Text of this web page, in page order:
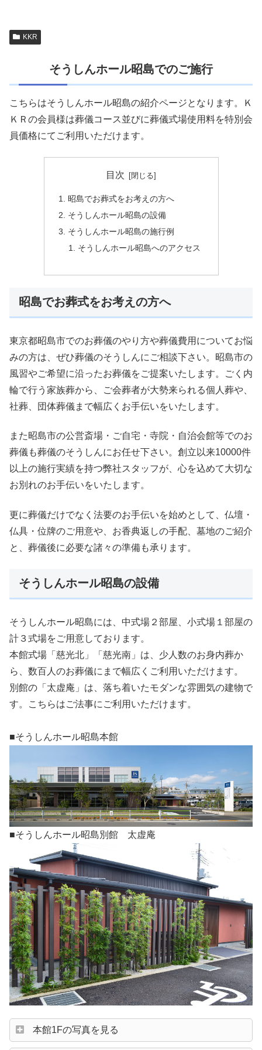
KKR
そうしんホール昭島でのご施行
こちらはそうしんホール昭島の紹介ページとなります。Ｋ
ＫＲの会員様は葬儀コース並びに葬儀式場使用料を特別会
員価格にてご利用いただけます。
目次
昭島でお葬式をお考えの方へ
そうしんホール昭島の設備
そうしんホール昭島の施行例
そうしんホール昭島へのアクセス
昭島でお葬式をお考えの方へ
東京都昭島市でのお葬儀のやり方や葬儀費用についてお悩
みの方は、ぜひ葬儀のそうしんにご相談下さい。昭島市の
風習やご希望に沿ったお葬儀をご提案いたします。ごく内
輪で行う家族葬から、ご会葬者が大勢来られる個人葬や、
社葬、団体葬儀まで幅広くお手伝いをいたします。
また昭島市の公営斎場・ご自宅・寺院・自治会館等でのお
葬儀も葬儀のそうしんにお任せ下さい。創立以来10000件
以上の施行実績を持つ弊社スタッフが、心を込めて大切な
お別れのお手伝いをいたします。
更に葬儀だけでなく法要のお手伝いを始めとして、仏壇・
仏具・位牌のご用意や、お香典返しの手配、墓地のご紹介
と、葬儀後に必要な諸々の準備も承ります。
そうしんホール昭島の設備
そうしんホール昭島には、中式場２部屋、小式場１部屋の
計３式場をご用意しております。
本館式場「慈光北」「慈光南」は、少人数のお身内葬か
ら、数百人のお葬儀にまで幅広くご利用いただけます。
別館の「太虚庵」は、落ち着いたモダンな雰囲気の建物で
す。こちらはご法事にご利用いただけます。
■そうしんホール昭島本館
■そうしんホール昭島別館 太虚庵
本館1Fの写真を見る